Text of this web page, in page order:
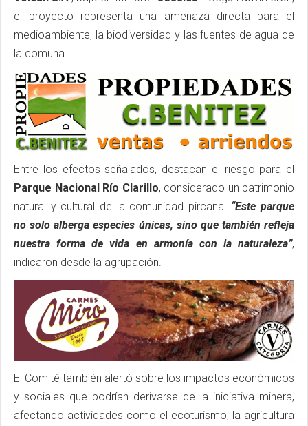
el proyecto representa una amenaza directa para el
medioambiente, la biodiversidad y las fuentes de agua de
la comuna.
Entre los efectos señalados, destacan el riesgo para el
Parque Nacional Río Clarillo, considerado un patrimonio
natural y cultural de la comunidad pircana. “Este parque
no solo alberga especies únicas, sino que también refleja
nuestra forma de vida en armonía con la naturaleza”,
indicaron desde la agrupación.
El Comité también alertó sobre los impactos económicos
y sociales que podrían derivarse de la iniciativa minera,
afectando actividades como el ecoturismo, la agricultura